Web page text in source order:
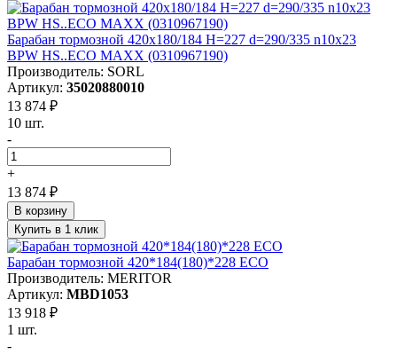
Барабан тормозной 420x180/184 H=227 d=290/335 n10x23
BPW HS..ECO MAXX (0310967190)
Производитель: SORL
Артикул: 35020880010
13 874 ₽
10 шт.
-
+
13 874 ₽
В корзину
Купить в 1 клик
Барабан тормозной 420*184(180)*228 ECO
Производитель: MERITOR
Артикул: MBD1053
13 918 ₽
1 шт.
-